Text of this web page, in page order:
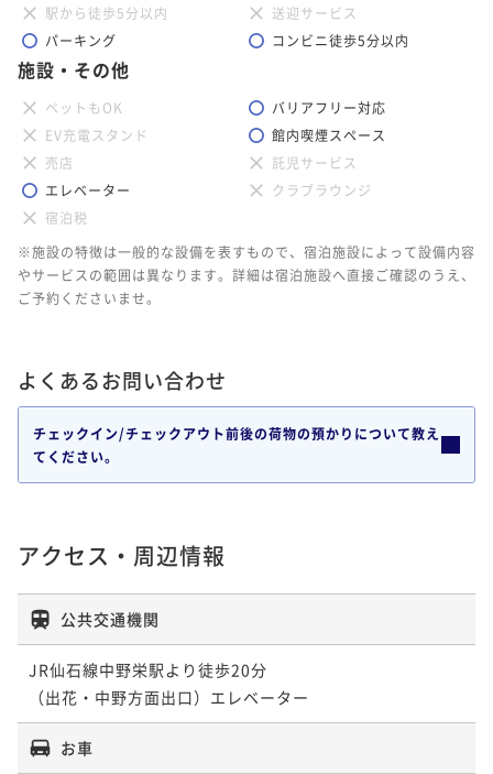
駅から徒歩5分以内
送迎サービス
パーキング
コンビニ徒歩5分以内
施設・その他
ペットもOK
バリアフリー対応
EV充電スタンド
館内喫煙スペース
売店
託児サービス
エレベーター
クラブラウンジ
宿泊税
※施設の特徴は一般的な設備を表すもので、宿泊施設によって設備内容
やサービスの範囲は異なります。詳細は宿泊施設へ直接ご確認のうえ、
ご予約くださいませ。
よくあるお問い合わせ
チェックイン/チェックアウト前後の荷物の預かりについて教え
てください。
アクセス・周辺情報
公共交通機関
JR仙石線中野栄駅より徒歩20分
（出花・中野方面出口）エレベーター
お車